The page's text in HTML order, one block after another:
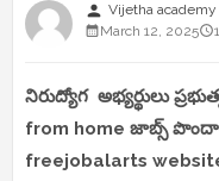
person Vijetha academy
March 12, 2025
నిరుద్యోగ అభ్యర్థులు
from home జాబ్స్
freejobalarts